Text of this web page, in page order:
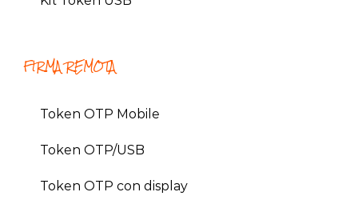
FIRMA REMOTA
Token OTP Mobile
Token OTP/USB
Token OTP con display